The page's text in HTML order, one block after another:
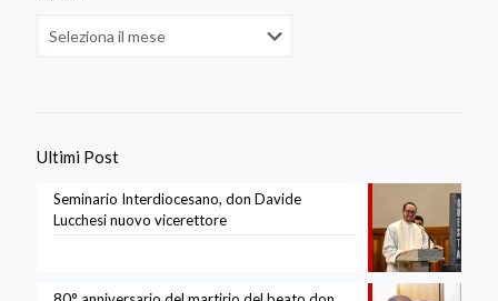
Ultimi Post
Seminario Interdiocesano, don Davide
Lucchesi nuovo vicerettore